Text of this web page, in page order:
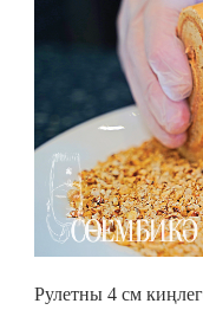
Рулетны 4 см